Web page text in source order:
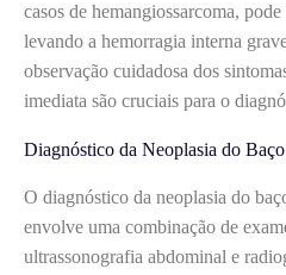
casos de hemangiossarcoma,
levando a hemorragia interna
observação cuidadosa dos
imediata são cruciais para o
Diagnóstico da Neoplasia do
O diagnóstico da neoplasia do
envolve uma combinação de
ultrassonografia abdominal e